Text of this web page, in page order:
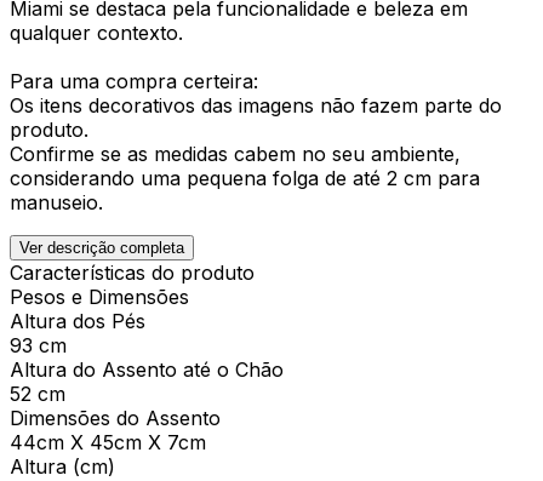
Miami se destaca pela funcionalidade e beleza em
qualquer contexto.
Para uma compra certeira:
Os itens decorativos das imagens não fazem parte do
produto.
Confirme se as medidas cabem no seu ambiente,
considerando uma pequena folga de até 2 cm para
manuseio.
Ver descrição completa
Características do produto
Pesos e Dimensões
Altura dos Pés
93 cm
Altura do Assento até o Chão
52 cm
Dimensões do Assento
44cm X 45cm X 7cm
Altura (cm)